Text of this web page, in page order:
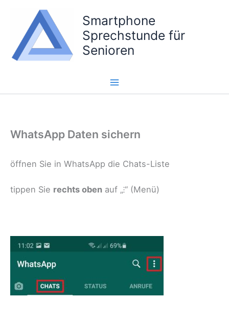
springen
Smartphone
Sprechstunde für
Senioren
WhatsApp Daten sichern
öffnen Sie in WhatsApp die Chats-Liste
tippen Sie rechts oben auf „⁝“ (Menü)